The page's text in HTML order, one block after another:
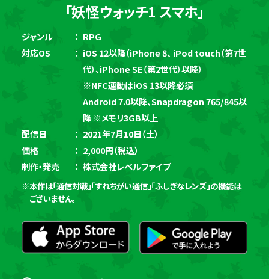
「妖怪ウォッチ1 スマホ」
ジャンル
RPG
対応OS
iOS 12以降（iPhone 8、 iPod touch（第7世
代）、iPhone SE（第2世代）以降）
※NFC連動はiOS 13以降必須
Android 7.0以降、Snapdragon 765/845以
降 ※メモリ3GB以上
配信日
2021年7月10日（土）
価格
2,000円（税込）
制作・発売
株式会社レベルファイブ
※本作は「通信対戦」「すれちがい通信」「ふしぎなレンズ」の機能は
ございません。